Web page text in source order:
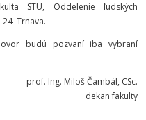
STU, Oddelenie ľudských
24 Trnava.
budú pozvaní iba vybraní
prof. Ing. Miloš Čambál, CSc.
dekan fakulty